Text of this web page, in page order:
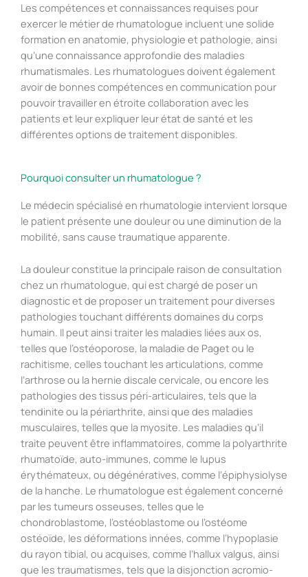
Les compétences et connaissances requises pour
exercer le métier de rhumatologue incluent une solide
formation en anatomie, physiologie et pathologie, ainsi
qu’une connaissance approfondie des maladies
rhumatismales. Les rhumatologues doivent également
avoir de bonnes compétences en communication pour
pouvoir travailler en étroite collaboration avec les
patients et leur expliquer leur état de santé et les
différentes options de traitement disponibles.
Pourquoi consulter un rhumatologue ?
Le médecin spécialisé en rhumatologie intervient lorsque
le patient présente une douleur ou une diminution de la
mobilité, sans cause traumatique apparente.
La douleur constitue la principale raison de consultation
chez un rhumatologue, qui est chargé de poser un
diagnostic et de proposer un traitement pour diverses
pathologies touchant différents domaines du corps
humain. Il peut ainsi traiter les maladies liées aux os,
telles que l’ostéoporose, la maladie de Paget ou le
rachitisme, celles touchant les articulations, comme
l’arthrose ou la hernie discale cervicale, ou encore les
pathologies des tissus péri-articulaires, tels que la
tendinite ou la périarthrite, ainsi que des maladies
musculaires, telles que la myosite. Les maladies qu’il
traite peuvent être inflammatoires, comme la polyarthrite
rhumatoïde, auto-immunes, comme le lupus
érythémateux, ou dégénératives, comme l’épiphysiolyse
de la hanche. Le rhumatologue est également concerné
par les tumeurs osseuses, telles que le
chondroblastome, l’ostéoblastome ou l’ostéome
ostéoïde, les déformations innées, comme l’hypoplasie
du rayon tibial, ou acquises, comme l’hallux valgus, ainsi
que les traumatismes, tels que la disjonction acromio-